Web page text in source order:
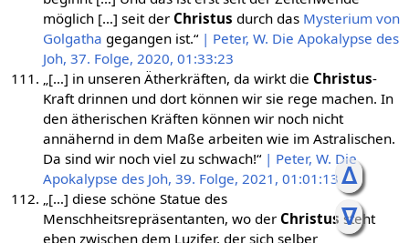
ᐃ
ᐁ
möglich […] seit der Christus durch das Mysterium von
Golgatha gegangen ist.“ | Peter, W. Die Apokalypse des
Joh, 37. Folge, 2020, 01:33:23
„[…] in unseren Ätherkräften, da wirkt die Christus-
Kraft drinnen und dort können wir sie rege machen. In
den ätherischen Kräften können wir noch nicht
annähernd in dem Maße arbeiten wie im Astralischen.
Da sind wir noch viel zu schwach!“ | Peter, W. Die
Apokalypse des Joh, 39. Folge, 2021, 01:01:13
„[…] diese schöne Statue des
Menschheitsrepräsentanten, wo der Christus steht
eben zwischen dem Luzifer, der sich selber